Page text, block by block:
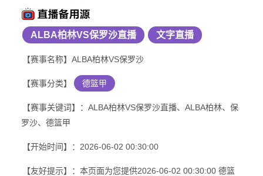
ALBA柏林VS保罗沙直播 文字直播
【赛事名称】ALBA柏林VS保罗沙
【赛事分类】 德篮甲
【赛事关键词】：ALBA柏林VS保罗沙直播、ALBA柏林、保
罗沙、德篮甲
【开始时间】：2026-06-02 00:30:00
【友好提示】：本页面为您提供2026-06-02 00:30:00 德篮